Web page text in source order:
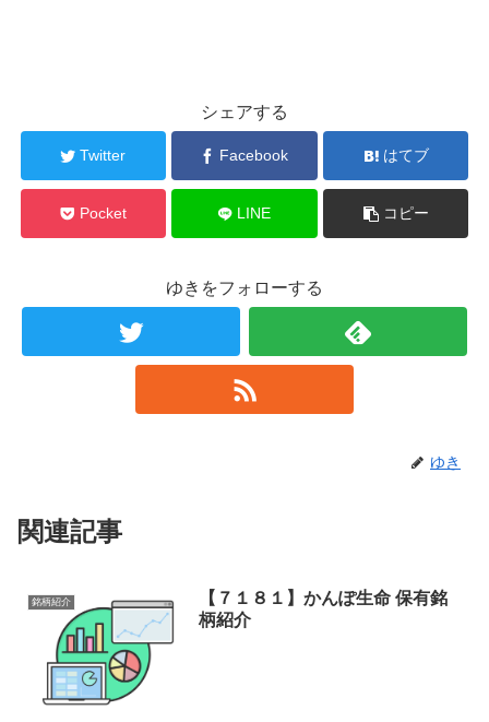
シェアする
Twitter Facebook はてブ
Pocket LINE コピー
ゆきをフォローする
ゆき
関連記事
銘柄紹介
【７１８１】かんぽ生命 保有銘
柄紹介